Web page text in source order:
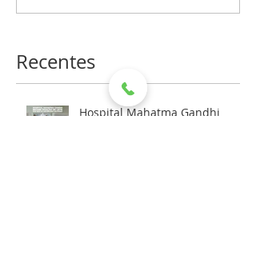
Recentes
Hospital Mahatma Gandhi